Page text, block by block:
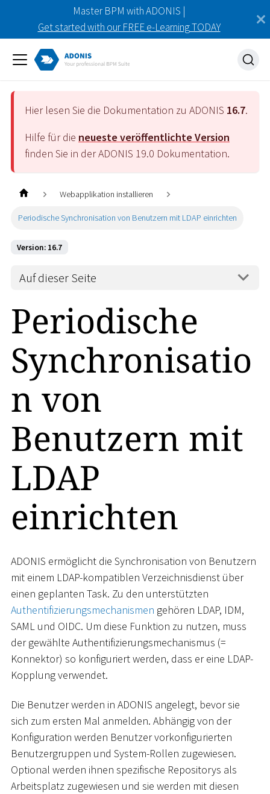
Master BPM with ADONIS |
Get started with our FREE e-Learning TODAY
Hier lesen Sie die Dokumentation zu ADONIS 16.7.
Hilfe für die neueste veröffentlichte Version
finden Sie in der ADONIS 19.0 Dokumentation.
Webapplikation installieren
Periodische Synchronisation von Benutzern mit LDAP einrichten
Version: 16.7
Auf dieser Seite
Periodische
Synchronisatio
n von
Benutzern mit
LDAP
einrichten
ADONIS ermöglicht die Synchronisation von Benutzern
mit einem LDAP-kompatiblen Verzeichnisdienst über
einen geplanten Task. Zu den unterstützten
Authentifizierungsmechanismen gehören LDAP, IDM,
SAML und OIDC. Um diese Funktion zu nutzen, muss
der gewählte Authentifizierungsmechanismus (=
Konnektor) so konfiguriert werden, dass er eine LDAP-
Kopplung verwendet.
Die Benutzer werden in ADONIS angelegt, bevor sie
sich zum ersten Mal anmelden. Abhängig von der
Konfiguration werden Benutzer vorkonfigurierten
Benutzergruppen und System-Rollen zugewiesen.
Optional werden ihnen spezifische Repositorys als
Arbeitsplatz zugewiesen und sie werden mit diesen